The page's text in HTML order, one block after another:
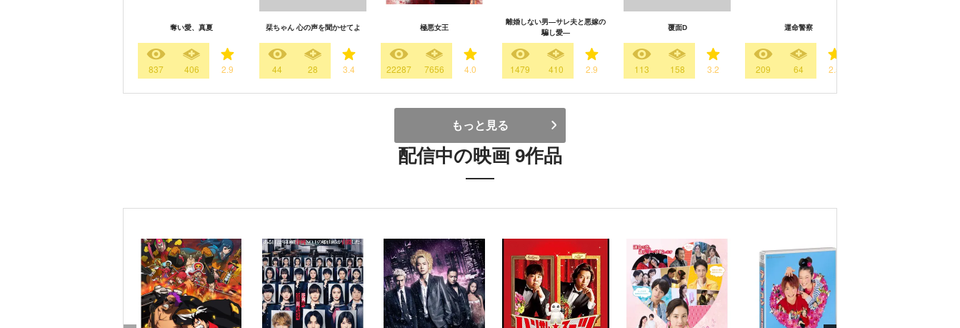
奪い愛、真夏
837 406 2.9
栞ちゃん 心の声を聞かせてよ
44 28 3.4
極悪女王
22287 7656 4.0
離婚しない男―サレ夫と悪嫁の
騙し愛―
1479 410 2.9
覆面D
113 158 3.2
運命警察
209 64 2.5
もっと見る
配信中の映画 9作品